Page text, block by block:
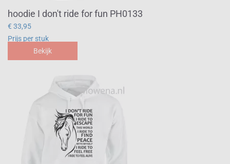
hoodie I don't ride for fun PH0133
€ 33,95
Prijs per stuk
Bekijk